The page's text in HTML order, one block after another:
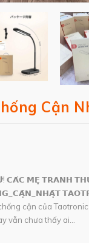
Cận
𝗖𝗔́𝗖 𝗠𝗘̣ 𝗧𝗥𝗔𝗡𝗛
cận của
vẫn chưa thấy ai...